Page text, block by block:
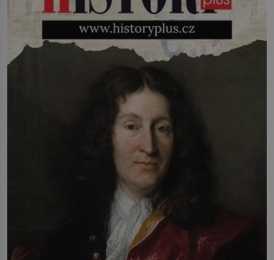
infekcí, hmyzem a vysycháním. Dá se
říct, že je to přírodní […]